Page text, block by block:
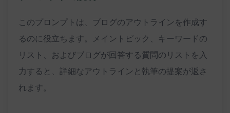
このプロンプトは、ブログのアウトラインを作成す
るのに役立ちます。メイントピック、キーワードの
リスト、およびブログが回答する質問のリストを入
力すると、詳細なアウトラインと執筆の提案が返さ
れます。